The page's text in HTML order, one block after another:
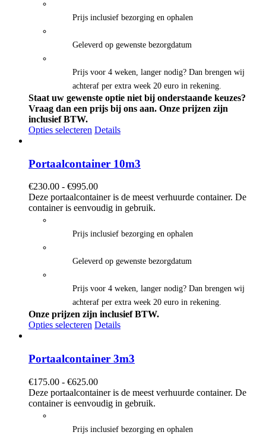
Prijs inclusief bezorging en ophalen
Geleverd op gewenste bezorgdatum
Prijs voor 4 weken, langer nodig? Dan brengen wij
achteraf per extra week 20 euro in rekening.
Staat uw gewenste optie niet bij onderstaande keuzes?
Vraag dan een prijs bij ons aan. Onze prijzen zijn
inclusief BTW.
Opties selecteren Details
Portaalcontainer 10m3
€230.00 - €995.00Prijsklasse:
€230.00
tot
Deze portaalcontainer is de meest verhuurde container. De
container is eenvoudig in gebruik.
Prijs inclusief bezorging en ophalen
Geleverd op gewenste bezorgdatum
Prijs voor 4 weken, langer nodig? Dan brengen wij
achteraf per extra week 20 euro in rekening.
Onze prijzen zijn inclusief BTW.
Opties selecteren Details
Portaalcontainer 3m3
€175.00 - €625.00Prijsklasse:
€175.00
tot
Deze portaalcontainer is de meest verhuurde container. De
container is eenvoudig in gebruik.
Prijs inclusief bezorging en ophalen